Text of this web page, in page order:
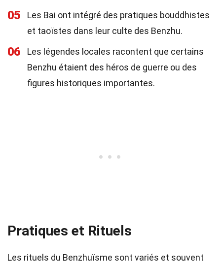
05
Les Bai ont intégré des pratiques bouddhistes
et taoïstes dans leur culte des Benzhu.
06
Les légendes locales racontent que certains
Benzhu étaient des héros de guerre ou des
figures historiques importantes.
Pratiques et Rituels
Les rituels du Benzhuïsme sont variés et souvent